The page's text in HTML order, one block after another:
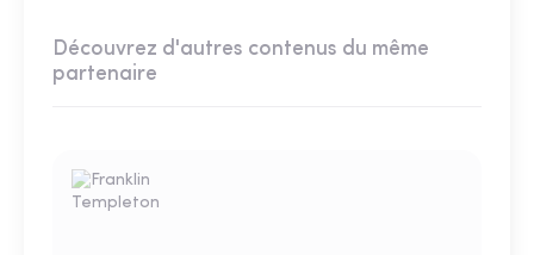
Découvrez d'autres contenus du même
partenaire